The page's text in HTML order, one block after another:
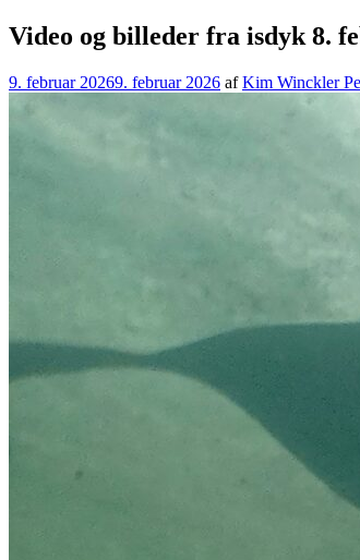
Video og billeder fra isdyk 8.
9. februar 20269. februar 2026 afKim Winckler